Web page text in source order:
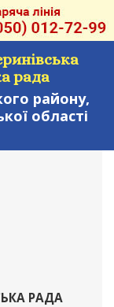
рада
району,
області
РАДА